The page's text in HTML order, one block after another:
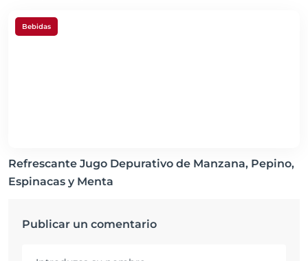
Bebidas
Refrescante Jugo Depurativo de Manzana, Pepino,
Espinacas y Menta
Publicar un comentario